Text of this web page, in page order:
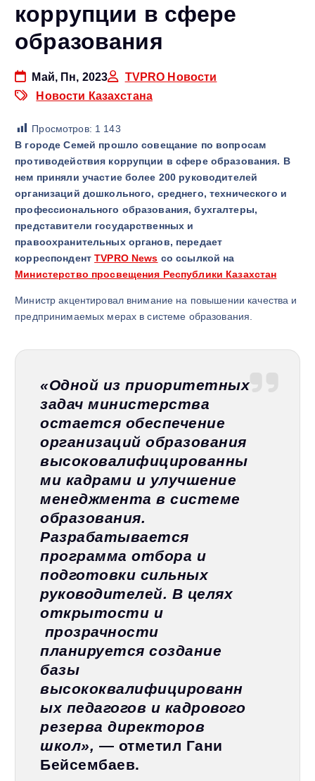
коррупции в сфере
образования
Май, Пн, 2023
TVPRO Новости
Новости Казахстана
Просмотров: 1 143
В городе Семей прошло совещание по вопросам
противодействия коррупции в сфере образования. В
нем приняли участие более 200 руководителей
организаций дошкольного, среднего, технического и
профессионального образования, бухгалтеры,
представители государственных и
правоохранительных органов, передает
корреспондентTVPRO News со ссылкой на
Министерство просвещения Республики Казахстан
Министр акцентировал внимание на повышении качества и
предпринимаемых мерах в системе образования.
«Одной из приоритетных
задач министерства
остается обеспечение
организаций образования
высоковалифицированны
ми кадрами и улучшение
менеджмента в системе
образования.
Разрабатывается
программа отбора и
подготовки сильных
руководителей. В целях
открытости и
прозрачности
планируется создание
базы
высококвалифицированн
ых педагогов и кадрового
резерва директоров
школ», — отметил Гани
Бейсембаев.